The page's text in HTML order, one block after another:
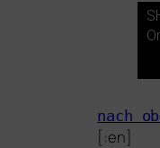
nach
[:en]